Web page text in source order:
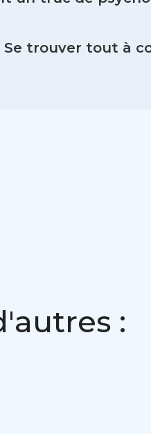
trouver tout à
: